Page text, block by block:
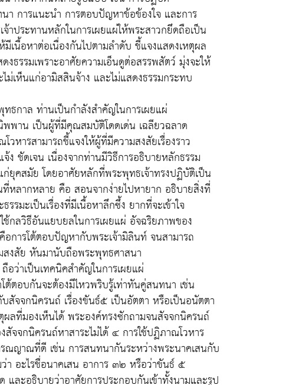
า การแนะนำ การตอบปัญหาข้อข้องใจ และการ
าประทานหลักในการเผยแผ่ให้พระสาวกยึดถือเป็น
เนื้อหาต่อเนื่องกันไปตามลำดับ ชี้แจงแสดงเหตุผล
งธรรมเพราะอาศัยความเอ็นดูต่อสรรพสัตว์ มุ่งจะให้
ม่เห็นแก่อามิสสินจ้าง และไม่แสดงธรรมกระทบ
ธกาล ท่านเป็นกำลังสำคัญในการเผยแผ่
พาน เป็นผู้ที่มีคุณสมบัติโดดเด่น เฉลียวฉลาด
หารสามารถชี้แจงให้ผู้ที่มีความสงสัยเรื่องราว
ง ชัดเจน เนื่องจากท่านมีวิธีการอธิบายหลักธรรม
ยุคสมัย โดยอาศัยหลักที่พระพุทธเจ้าทรงปฏิบัติเป็น
หลากหลาย คือ สอนจากง่ายไปหายาก อธิบายสิ่งที่
รรมะเป็นเรื่องที่มีเนื้อหาลึกซึ้ง ยากที่จะเข้าใจ
ช้กลวิธีอันแยบยลในการเผยแผ่ อัจฉริยภาพของ
การโต้ตอบปัญหากับพระเจ้ามิลินท์ จนสามารถ
สงสัย หันมานับถือพระพุทธศาสนา
ว่าเป็นเทคนิคสำคัญในการเผยแผ่
ตอบกันจะต้องมีไหวพริบรู้เท่าทันคู่สนทนา เช่น
สัจจกนิครนถ์ เรื่องขันธ์๕ เป็นอัตตา หรือเป็นอนัตตา
ลที่มองเห็นได้ พระองค์ทรงซักถามจนสัจจกนิครนถ์
จจกนิครนถ์หาสาระไม่ได้ ๔ การใช้ปฏิภาณโวหาร
ณญาณที่ดี เช่น การสนทนากันระหว่างพระนาคเสนกับ
า อะไรชื่อนาคเสน อาการ ๓๒ หรือว่าขันธ์ ๕
ละอธิบายว่าอาศัยการประกอบกันเข้าทั้งนามและรูป